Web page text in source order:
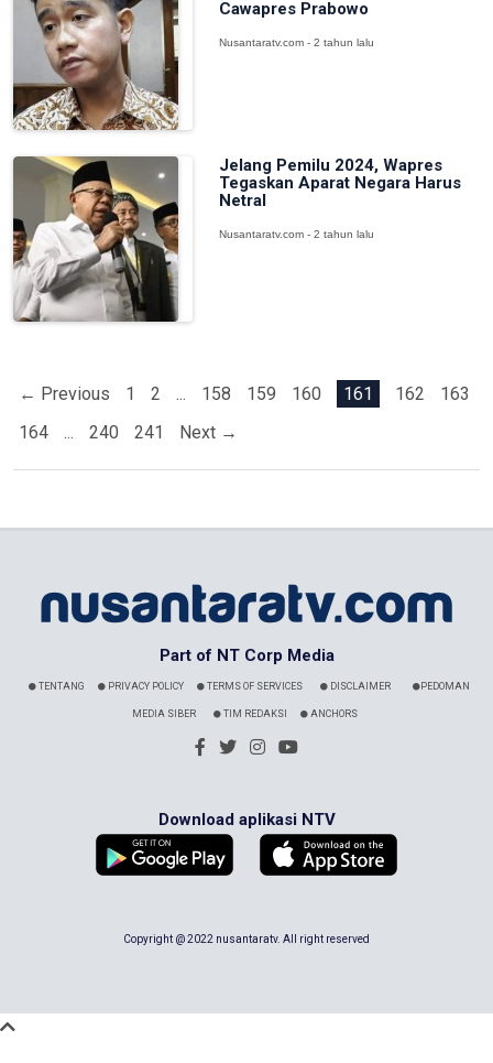
Cawapres Prabowo
Nusantaratv.com - 2 tahun lalu
Jelang Pemilu 2024, Wapres
Tegaskan Aparat Negara Harus
Netral
Nusantaratv.com - 2 tahun lalu
← Previous 1 2 ... 158 159 160 161 162
163
164
... 240 241 Next →
Part of NT Corp Media
TENTANG PRIVACY POLICY TERMS OF SERVICES DISCLAIMER PEDOMAN
MEDIA SIBER TIM REDAKSI ANCHORS
Download aplikasi NTV
Copyright @ 2022 nusantaratv. All right reserved